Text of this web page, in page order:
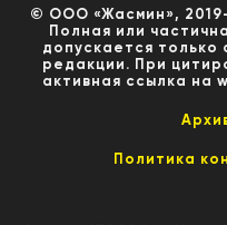
© ООО «Жасмин»,
Полная или
допускается только
редакции. При
активная ссылка на
Политика